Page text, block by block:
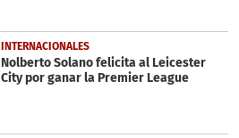
INTERNACIONALES
Nolberto Solano felicita al Leicester
City por ganar la Premier League